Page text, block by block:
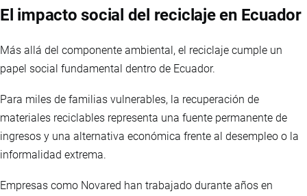
El impacto social del reciclaje en Ecuador
Más allá del componente ambiental, el reciclaje cumple un
papel social fundamental dentro de Ecuador.
Para miles de familias vulnerables, la recuperación de
materiales reciclables representa una fuente permanente de
ingresos y una alternativa económica frente al desempleo o la
informalidad extrema.
Empresas como Novared han trabajado durante años en